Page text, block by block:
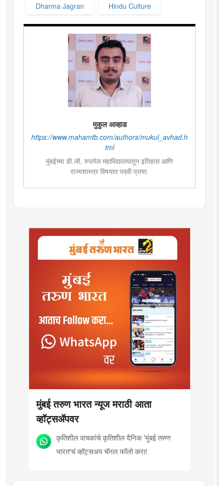
Dharma Jagran Hindu Culture
मुकुल आव्हाड
https://www.mahamtb.com/authors/mukul_avhad.h
tml
मुंबईच्या डी.जी. रुपारेल महाविद्यालयातून इतिहास आणि
राज्यशास्त्र विषयात पदवी प्राप्त.
साठी विविध विषयांवर कार्यक्रम सादर केले.वाचनाची आवड.
मुंबई तरुण भारत न्यूज मराठी आता
व्हॉट्सॲपवर
कृतिशील वाचकांचे कृतिशील दैनिक 'मुंबई तरुण
भारत'चं व्हॉट्सअप चॅनल फॉलो करा!